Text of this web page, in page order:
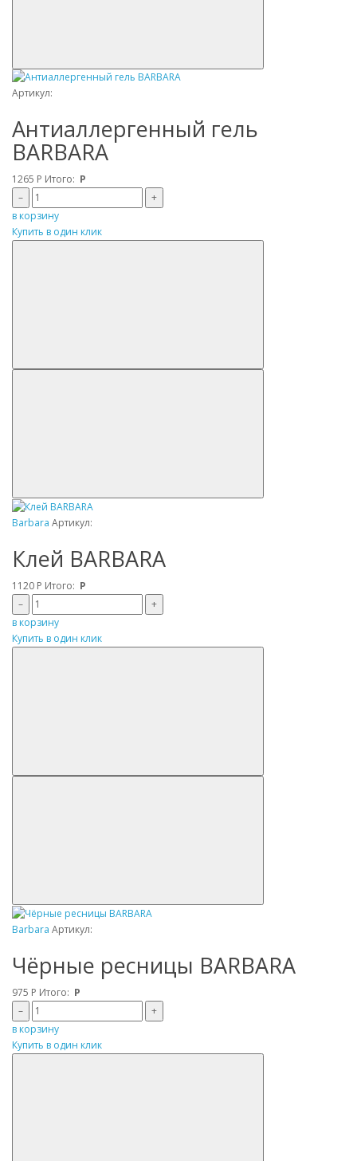
Артикул:
Антиаллергенный гель
BARBARA
1265 Р Итого: Р
–
+
в корзину
Купить в один клик
Barbara Артикул:
Клей BARBARA
1120 Р Итого: Р
–
+
в корзину
Купить в один клик
Barbara Артикул:
Чёрные ресницы BARBARA
975 Р Итого: Р
–
+
в корзину
Купить в один клик